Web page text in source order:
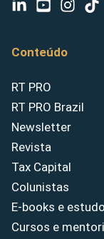
Conteúdo
RT PRO
RT PRO Brazil
Newsletter
Revista
Tax Capital
Colunistas
E-books e
Cursos e